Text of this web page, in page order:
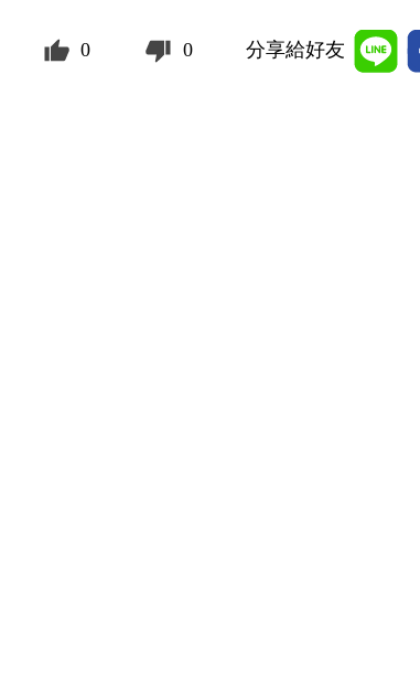
0 0 分享給好友